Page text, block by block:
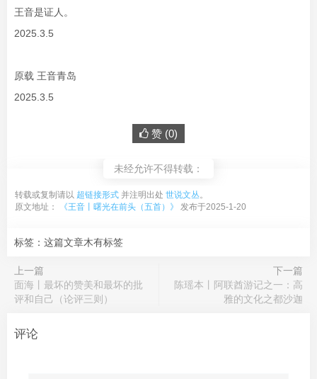
王音是证人。
2025.3.5
原载 王音青岛
2025.3.5
赞 (0)
未经允许不得转载：
转载或复制请以 超链接形式 并注明出处 世说文丛。
原文地址：
《​王音丨曙光在前头（五首）》 发布于2025-1-20
标签：这篇文章木有标签
上一篇
面海丨最坏的赞美和最坏的批
评和自己（论评三则）
下一篇
陈瑶本丨阿联酋游记之一：高
雅的文化之都沙迦
评论